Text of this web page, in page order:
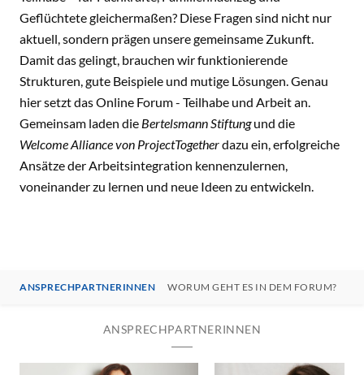
Geflüchtete gleichermaßen? Diese Fragen sind nicht nur
aktuell, sondern prägen unsere gemeinsame Zukunft.
Damit das gelingt, brauchen wir funktionierende
Strukturen, gute Beispiele und mutige Lösungen. Genau
hier setzt das Online Forum - Teilhabe und Arbeit an.
Gemeinsam laden die Bertelsmann Stiftungund die
Welcome Alliance von ProjectTogetherdazu ein, erfolgreiche
Ansätze der Arbeitsintegration kennenzulernen,
voneinander zu lernen und neue Ideen zu entwickeln.
ANSPRECHPARTNERINNEN WORUM GEHT ES IN DEM FORUM?
ANSPRECHPARTNERINNEN